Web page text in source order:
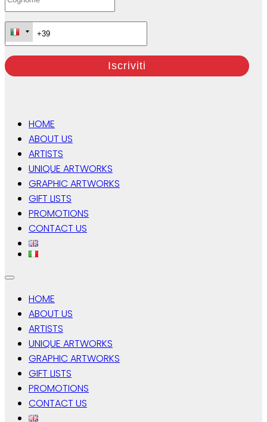
HOME
ABOUT US
ARTISTS
UNIQUE ARTWORKS
GRAPHIC ARTWORKS
GIFT LISTS
PROMOTIONS
CONTACT US
HOME
ABOUT US
ARTISTS
UNIQUE ARTWORKS
GRAPHIC ARTWORKS
GIFT LISTS
PROMOTIONS
CONTACT US